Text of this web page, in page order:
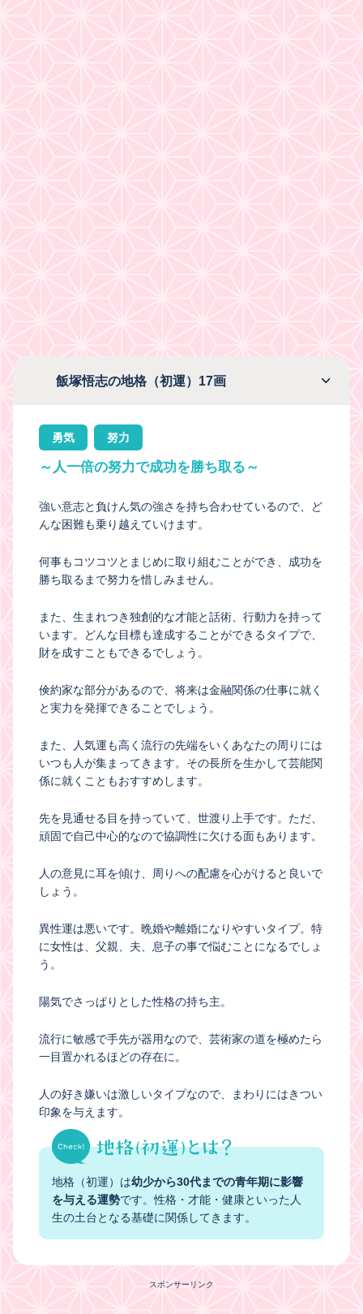
飯塚悟志の地格（初運）17画
勇気 努力
～人一倍の努力で成功を勝ち取る～
強い意志と負けん気の強さを持ち合わせているので、ど
んな困難も乗り越えていけます。
何事もコツコツとまじめに取り組むことができ、成功を
勝ち取るまで努力を惜しみません。
また、生まれつき独創的な才能と話術、行動力を持って
います。どんな目標も達成することができるタイプで、
財を成すこともできるでしょう。
倹約家な部分があるので、将来は金融関係の仕事に就く
と実力を発揮できることでしょう。
また、人気運も高く流行の先端をいくあなたの周りには
いつも人が集まってきます。その長所を生かして芸能関
係に就くこともおすすめします。
先を見通せる目を持っていて、世渡り上手です。ただ、
頑固で自己中心的なので協調性に欠ける面もあります。
人の意見に耳を傾け、周りへの配慮を心がけると良いで
しょう。
異性運は悪いです。晩婚や離婚になりやすいタイプ。特
に女性は、父親、夫、息子の事で悩むことになるでしょ
う。
陽気でさっぱりとした性格の持ち主。
流行に敏感で手先が器用なので、芸術家の道を極めたら
一目置かれるほどの存在に。
人の好き嫌いは激しいタイプなので、まわりにはきつい
印象を与えます。
地格（初運）は幼少から30代までの青年期に影響
を与える運勢です。性格・才能・健康といった人
生の土台となる基礎に関係してきます。
スポンサーリンク